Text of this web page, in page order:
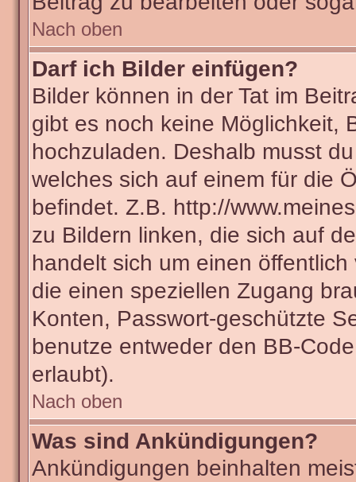
Nach oben
Darf ich Bilder einfügen?
Bilder können in der Tat im
gibt es noch keine Möglichkeit,
hochzuladen. Deshalb musst
welches sich auf einem für die
befindet. Z.B. http://
zu Bildern linken, die sich auf
handelt sich um einen
die einen speziellen Zugang
Konten, Passwort-geschützte
benutze entweder den BB-
erlaubt).
Nach oben
Was sind Ankündigungen?
Ankündigungen beinhalten